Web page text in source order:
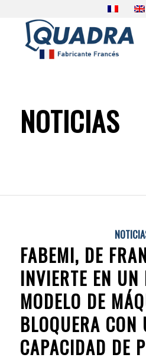
NOTICIAS
FABEMI, DE
INVIERTE EN UN
MODELO DE
BLOQUERA CON
CAPACIDAD DE